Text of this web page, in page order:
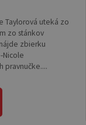
Taylorová uteká zo
zo stánkov
zbierku
Nicole
pravnučke....